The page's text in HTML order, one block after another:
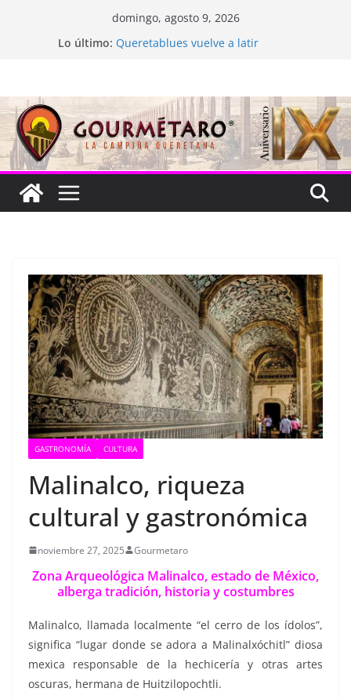
domingo, agosto 9, 2026
Lo último: Queretablues vuelve a latir
Cascada Cueva Longa
GASTRONOMÍA CULTURA
Malinalco, riqueza
cultural y gastronómica
noviembre 27, 2025 Gourmetaro
Zona Arqueológica Malinalco, estado de México,
alberga tradición, historia y costumbres
Malinalco, llamada localmente “el cerro de los ídolos”,
significa “lugar donde se adora a Malinalxóchitl” diosa
mexica responsable de la hechicería y otras artes
oscuras, hermana de Huitzilopochtli.